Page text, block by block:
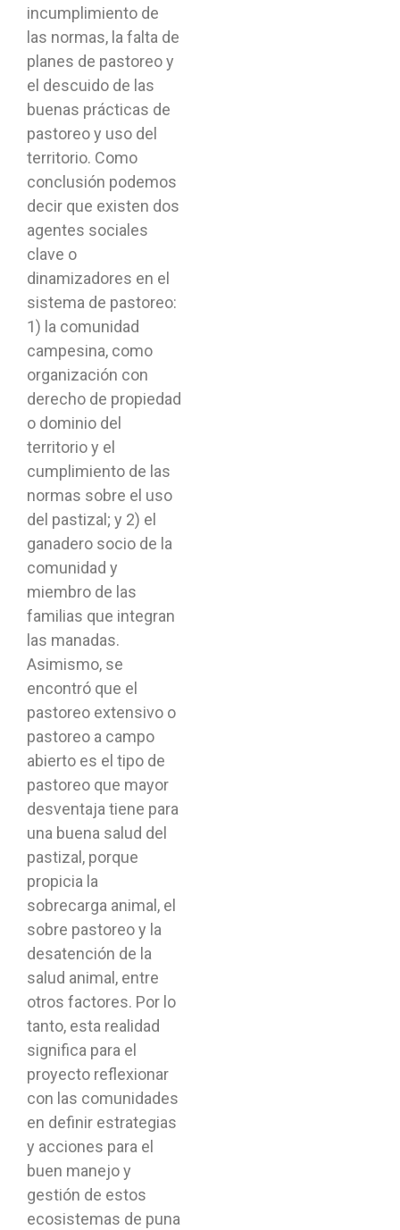
incumplimiento de
las normas, la falta de
planes de pastoreo y
el descuido de las
buenas prácticas de
pastoreo y uso del
territorio. Como
conclusión podemos
decir que existen dos
agentes sociales
clave o
dinamizadores en el
sistema de pastoreo:
1) la comunidad
campesina, como
organización con
derecho de propiedad
o dominio del
territorio y el
cumplimiento de las
normas sobre el uso
del pastizal; y 2) el
ganadero socio de la
comunidad y
miembro de las
familias que integran
las manadas.
Asimismo, se
encontró que el
pastoreo extensivo o
pastoreo a campo
abierto es el tipo de
pastoreo que mayor
desventaja tiene para
una buena salud del
pastizal, porque
propicia la
sobrecarga animal, el
sobre pastoreo y la
desatención de la
salud animal, entre
otros factores. Por lo
tanto, esta realidad
significa para el
proyecto reflexionar
con las comunidades
en definir estrategias
y acciones para el
buen manejo y
gestión de estos
ecosistemas de puna